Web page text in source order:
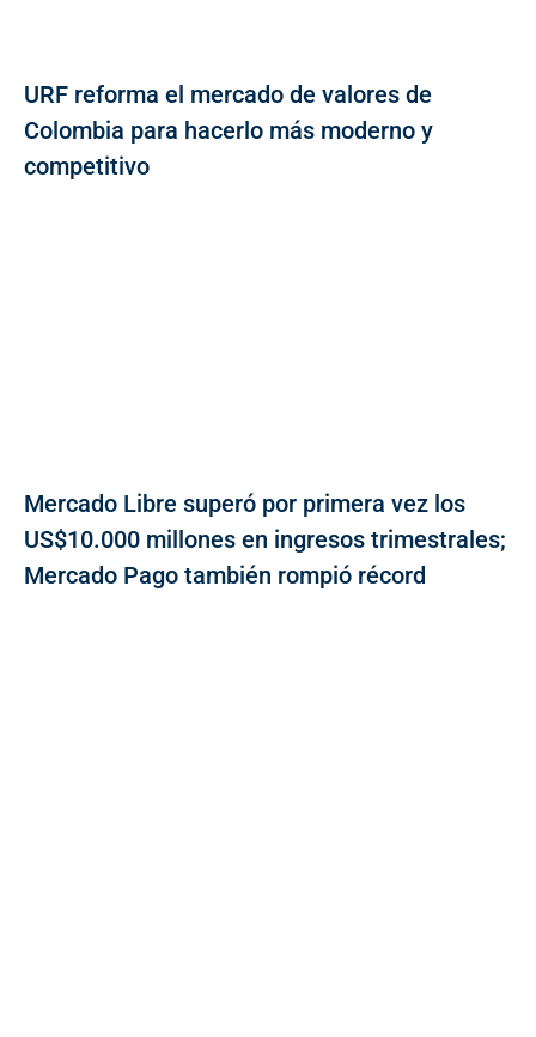
URF reforma el mercado de valores de
Colombia para hacerlo más moderno y
competitivo
Mercado Libre superó por primera vez los
US$10.000 millones en ingresos trimestrales;
Mercado Pago también rompió récord